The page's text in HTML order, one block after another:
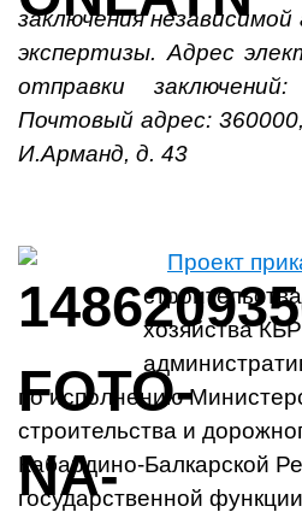
заключения
экспертизы. Адрес
отправки
Почтовый адрес:
И.Арманд, д. 43
Проект
хозяйства
по исполнению
строительства и
Кабардино-Балкарской
государственной